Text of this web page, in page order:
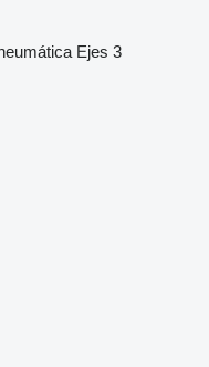
Ejes 3